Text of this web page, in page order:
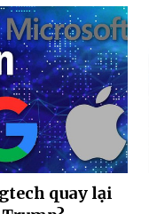
quay lại